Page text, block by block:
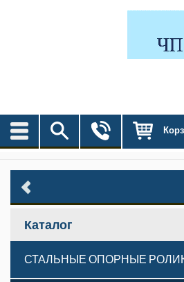
Каталог
СТАЛЬНЫЕ ОПОРНЫЕ